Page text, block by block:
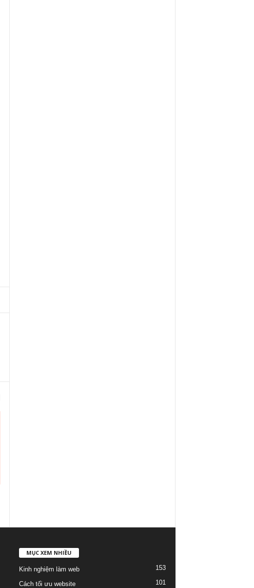
MỤC XEM NHIỀU
Kinh nghiệm làm web 153
Cách tối ưu website 101